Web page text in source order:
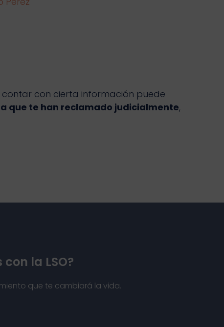
con cierta información puede
que te han reclamado judicialmente,
la LSO?
que te cambiará la vida.